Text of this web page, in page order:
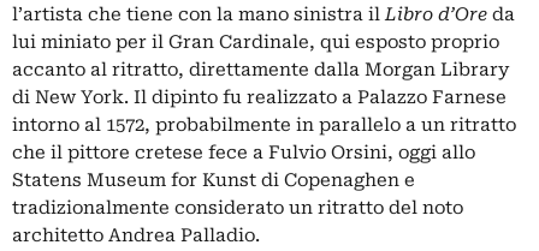
l’artista che tiene con la mano sinistra ilLibro d’Ore da
lui miniato per il Gran Cardinale, qui esposto proprio
accanto al ritratto, direttamente dalla Morgan Library
di New York. Il dipinto fu realizzato a Palazzo Farnese
intorno al 1572, probabilmente in parallelo a un ritratto
che il pittore cretese fece a Fulvio Orsini, oggi allo
Statens Museum for Kunst di Copenaghen e
tradizionalmente considerato un ritratto del noto
architetto Andrea Palladio.